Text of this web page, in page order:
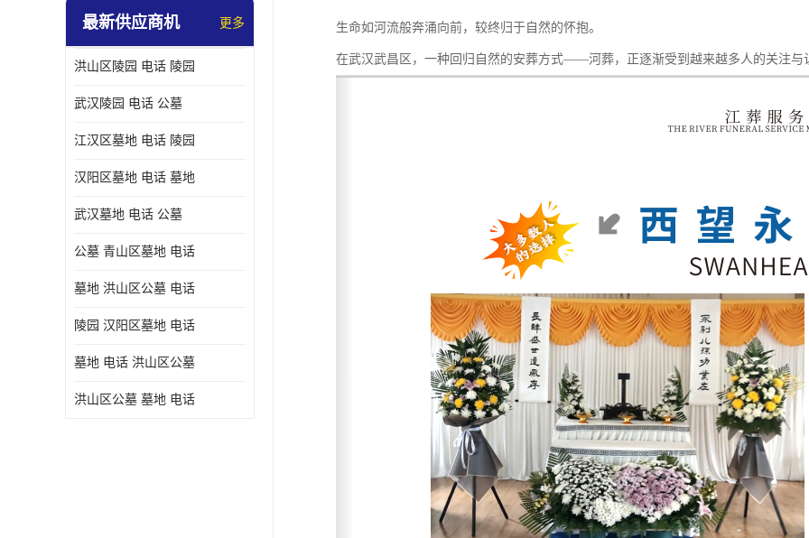
最新供应商机 更多
洪山区陵园 电话 陵园
武汉陵园 电话 公墓
江汉区墓地 电话 陵园
汉阳区墓地 电话 墓地
武汉墓地 电话 公墓
公墓 青山区墓地 电话
墓地 洪山区公墓 电话
陵园 汉阳区墓地 电话
墓地 电话 洪山区公墓
洪山区公墓 墓地 电话
生命如河流般奔涌向前，较终归于自然的怀抱。
在武汉武昌区，一种回归自然的安葬方式——河葬，正逐渐受到越来越多人的关注与